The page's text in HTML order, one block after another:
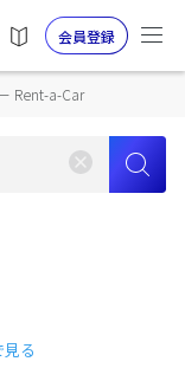
会員登録
Rent-a-Car
る